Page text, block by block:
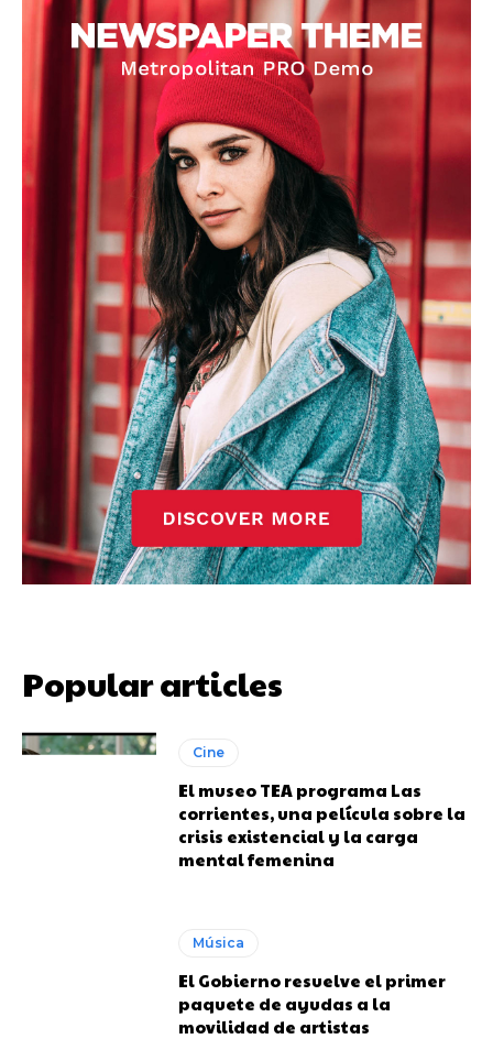
Popular articles
Cine
El museo TEA programa Las
corrientes, una película sobre la
crisis existencial y la carga
mental femenina
Música
El Gobierno resuelve el primer
paquete de ayudas a la
movilidad de artistas